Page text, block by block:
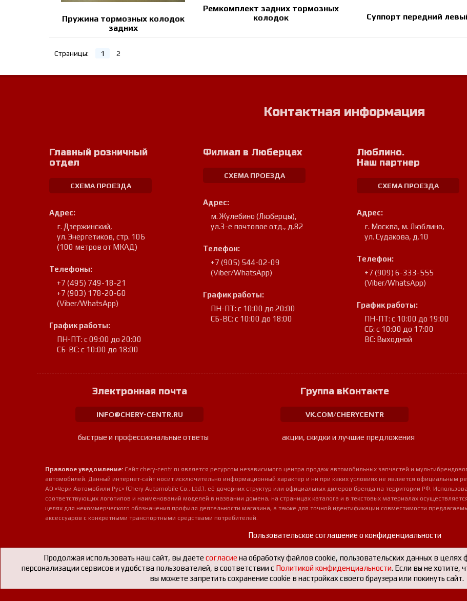
Пружина тормозных колодок
задних
Ремкомплект задних тормозных
колодок
Суппорт передний
Страницы: 1 2
Контактная информация
Главный розничный
отдел
СХЕМА ПРОЕЗДА
Адрес:
г. Дзержинский,
ул. Энергетиков, стр. 10Б
(100 метров от МКАД)
Телефоны:
+7 (495) 749-18-21
+7 (903) 178-20-60
(Viber/WhatsApp)
График работы:
ПН-ПТ: с 09:00 до 20:00
СБ-ВС: с 10:00 до 18:00
Филиал в Люберцах
СХЕМА ПРОЕЗДА
Адрес:
м. Жулебино (Люберцы),
ул.3-е почтовое отд., д.82
Телефон:
+7 (905) 544-02-09
(Viber/WhatsApp)
График работы:
ПН-ПТ: с 10:00 до 20:00
СБ-ВС: с 10:00 до 18:00
Люблино.
Наш партнер
СХЕМА ПРОЕЗДА
Адрес:
г. Москва, м. Люблино,
ул. Судакова, д.10
Телефон:
+7 (909) 6-333-555
(Viber/WhatsApp)
График работы:
ПН-ПТ: с 10:00 до 19:00
СБ: с 10:00 до 17:00
ВС: Выходной
Электронная почта
INFO@CHERY-CENTR.RU
быстрые и профессиональные ответы
Группа вКонтакте
VK.COM/CHERYCENTR
акции, скидки и лучшие предложения
Правовое уведомление: Сайт chery-centr.ru является ресурсом независимого центра продаж автомобильных запчастей и
автомобилей. Данный интернет-сайт носит исключительно информационный характер и ни при каких условиях не является официальным
АО «Чери Автомобили Рус» (Chery Automobile Co., Ltd.), её дочерних структур или официальных дилеров бренда на территории РФ.
соответствующих логотипов и наименований моделей в названии домена, на страницах каталога и в текстовых материалах
целях для некоммерческого обозначения профиля деятельности магазина, а также для точной идентификации совместимости
аксессуаров с конкретными транспортными средствами потребителей.
Пользовательское соглашение о конфиденциальности
Продолжая использовать наш сайт, вы даете согласие на обработку файлов cookie, пользовательских данных в целях
персонализации сервисов и удобства пользователей, в соответствии с Политикой конфиденциальности. Если вы не хотите,
вы можете запретить сохранение cookie в настройках своего браузера или покинуть сайт.